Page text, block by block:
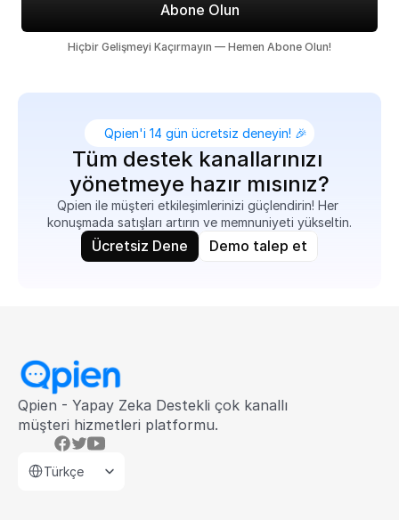
Abone Olun
Hiçbir Gelişmeyi Kaçırmayın — Hemen Abone Olun!
Qpien'i 14 gün ücretsiz deneyin! 🎉
Tüm destek kanallarınızı
yönetmeye hazır mısınız?
Qpien ile müşteri etkileşimlerinizi güçlendirin! Her
konuşmada satışları artırın ve memnuniyeti yükseltin.
Ücretsiz Dene Demo talep et
Qpien - Yapay Zeka Destekli çok kanallı
müşteri hizmetleri platformu.
Türkçe